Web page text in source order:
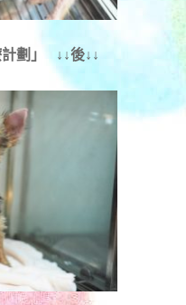
劃」 ↓↓後↓↓